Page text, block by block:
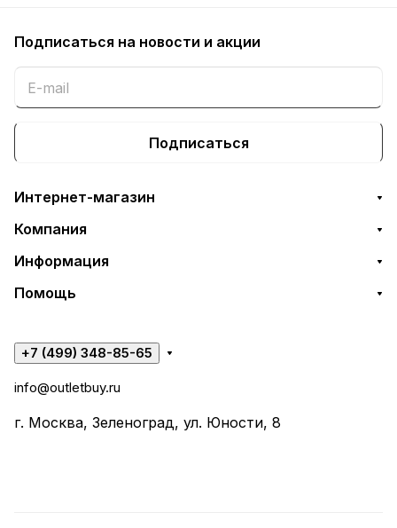
Подписаться на новости и акции
Подписаться
Интернет-магазин
Компания
Информация
Помощь
+7 (499) 348-85-65
info@outletbuy.ru
г. Москва, Зеленоград, ул. Юности, 8